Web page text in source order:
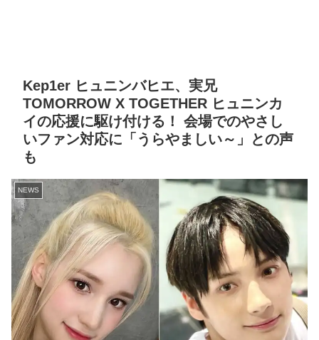
Kep1er ヒュニンバヒエ、実兄
TOMORROW X TOGETHER ヒュニンカ
イの応援に駆け付ける！ 会場でのやさし
いファン対応に「うらやましい～」との声
も
NEWS